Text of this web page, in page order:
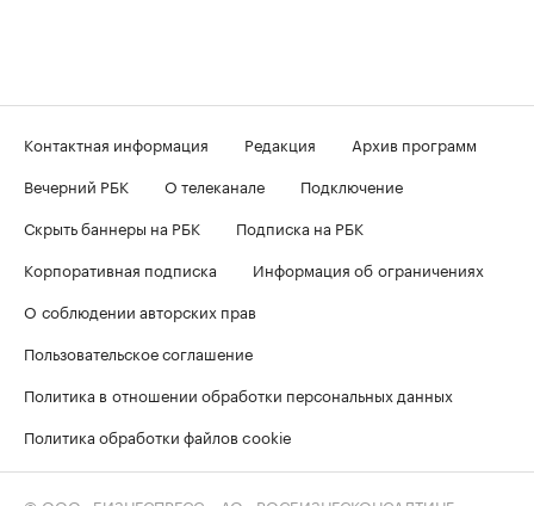
Контактная информация Редакция
Архив программ
Вечерний РБК
О телеканале
Подключение
Скрыть баннеры на РБК
Подписка на РБК
Корпоративная подписка
Информация об ограничениях
О соблюдении авторских прав
Пользовательское соглашение
Политика в отношении обработки персональных данных
Политика обработки файлов cookie